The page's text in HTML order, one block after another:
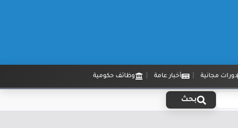
دورات مجانية أخبار عامة وظائف حكومية
بحث